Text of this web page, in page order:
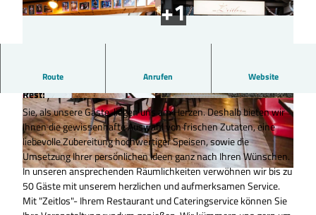
© Cafe Zeitlos, Mercan Aslanidis, wito gmbh |CC-BY
© Cafe Zeitlos, Mercan Aslanidis, wito gmbh |
CC-BY
© Cafe Zeitlos, Foto: Mercan Aslanidis wito gm
bh |CC-BY
Route Anrufen Website
Herzlich Willkommen! Sie genießen! Wir kümmern uns um den
Rest!
Sie, als unsere Gäste, liegen uns am Herzen. Deshalb bieten wir
Ihnen die gewissenhafte Auswahl von frischen Zutaten, eine
liebevolle Zubereitung hochwertiger Speisen, sowie die
Umsetzung Ihrer persönlichen Ideen ganz nach Ihren Wünschen.
In unseren ansprechenden Räumlichkeiten verwöhnen wir bis zu
50 Gäste mit unserem herzlichen und aufmerksamen Service.
Mit "Zeitlos"- Ihrem Restaurant und Cateringservice können Sie